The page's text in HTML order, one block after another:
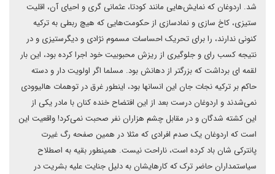
شد. اردوغان که نمایش‌هایی مانند کودتا، عثمانی گری و احیای آن، اقلیت
ستیزی، کاخ سازی و نمادسازی از حکومت‌هایی که هیچ ربطی به ترکیه
کنونی ندارند، را برای تحریک احساسات مسموم نژادی و دیگرستیزی و در
نتیجه کسب رای و جلوگیری از ریزش محبوبیت خود اجرا کرده بود، این بار
لقمه ای برداشت که بزرگتر از دهانش بود. مسلما اگر اولویت دار و دسته
حاکم بر ترکیه نجات جان این انسانها بود، اینطور غرق در توهمات هالیوودی
نمی‌شدند و اردوغان درست بعد از این افتضاح خنده کنان با مادر یکی از
این کشته شدگان و در مقابل چشم هزاران نفر صحبت نمی‌کرد! واقعیت این
است که اردوغان یک صدم افرادی که مثلا در همین صفحه رگ غیرت
پانترکی شان باد کرده است، ناراحت نیست. همینطور بقیه به اصطلاح
سیاستمداران حاضر ترک که کارهایشان به دلیل جنایت علیه بشریت در